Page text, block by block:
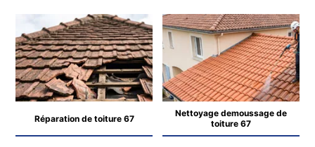
Réparation de toiture 67
Nettoyage demoussage de
toiture 67